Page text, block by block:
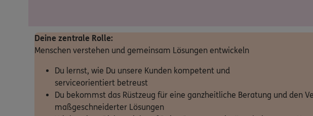
Deine zentrale Rolle:
Menschen verstehen und gemeinsam Lösungen entwickeln
Du lernst, wie Du unsere Kunden kompetent und
serviceorientiert betreust
Du bekommst das Rüstzeug für eine ganzheitliche Beratung und den
maßgeschneiderter Lösungen